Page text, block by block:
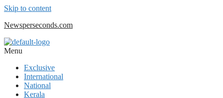
Skip to content
Newsperseconds.com
Menu
Exclusive
International
National
Kerala